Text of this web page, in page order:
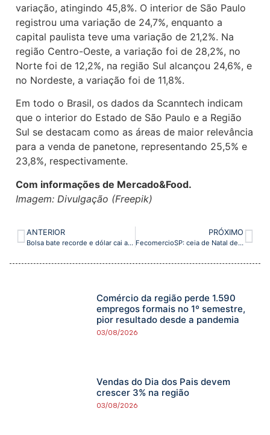
variação, atingindo 45,8%. O interior de São Paulo
registrou uma variação de 24,7%, enquanto a
capital paulista teve uma variação de 21,2%. Na
região Centro-Oeste, a variação foi de 28,2%, no
Norte foi de 12,2%, na região Sul alcançou 24,6%, e
no Nordeste, a variação foi de 11,8%.
Em todo o Brasil, os dados da Scanntech indicam
que o interior do Estado de São Paulo e a Região
Sul se destacam como as áreas de maior relevância
para a venda de panetone, representando 25,5% e
23,8%, respectivamente.
Com informações de Mercado&Food.
Imagem: Divulgação (Freepik)
ANTERIOR
Bolsa bate recorde e dólar cai após aprovação da reforma tributária
PRÓXIMO
FecomercioSP: ceia de Natal de 2023 fica abaixo da inflação anual na Grande São Paulo
Comércio da região perde 1.590
empregos formais no 1º semestre,
pior resultado desde a pandemia
03/08/2026
Vendas do Dia dos Pais devem
crescer 3% na região
03/08/2026